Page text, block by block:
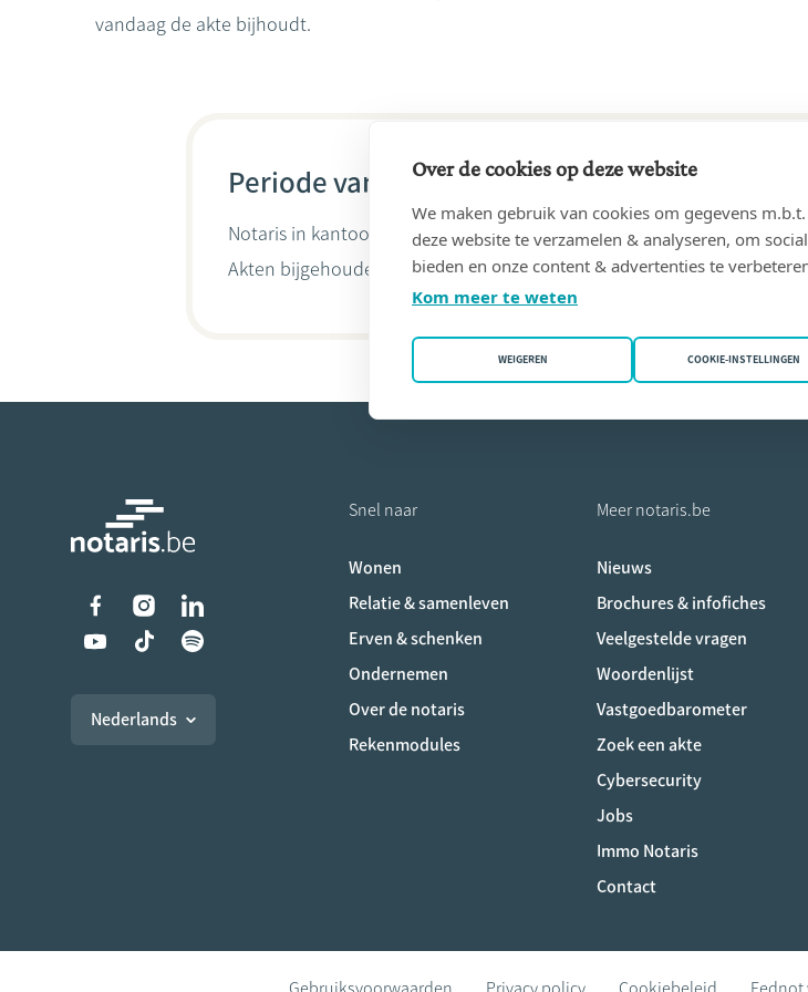
vandaag de akte bijhoudt.
Periode van 04/05/1949 tot 09/12/1986
Notaris in kantoor DELVAULX, Etienne(2800 Mechelen)
Akten bijgehouden doorAdrienne Spaepen
Liens vers les réseaux sociaux
Nederlands
Snel naar
Wonen
Relatie & samenleven
Erven & schenken
Ondernemen
Over de notaris
Rekenmodules
Meer notaris.be
Nieuws
Brochures & infofiches
Veelgestelde vragen
Woordenlijst
Vastgoedbarometer
Zoek een akte
Cybersecurity
Jobs
Immo Notaris
Contact
Over de cookies op deze website
We maken gebruik van cookies om gegevens
deze website te verzamelen & analyseren, om
bieden en onze content & advertenties te
Kom meer te weten
WEIGEREN COOKIE-INSTELLINGEN